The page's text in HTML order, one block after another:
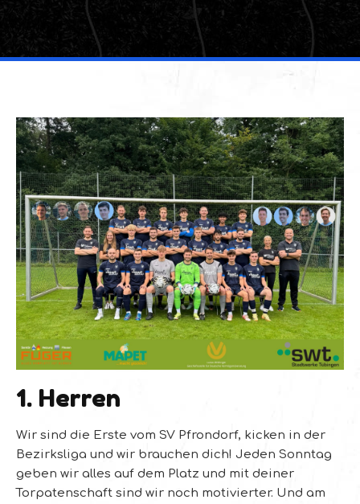
1. Herren
Wir sind die Erste vom SV Pfrondorf, kicken in der
Bezirksliga und wir brauchen dich! Jeden Sonntag
geben wir alles auf dem Platz und mit deiner
Torpatenschaft sind wir noch motivierter. Und am